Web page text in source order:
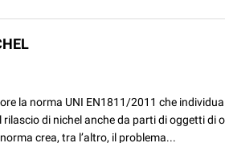
la norma UNI EN1811/2011 che
di nichel anche da parti di oggetti di
crea, tra l’altro, il problema...